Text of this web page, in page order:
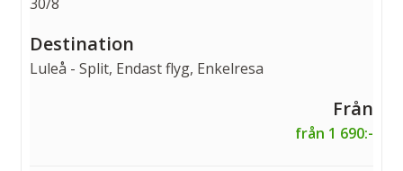
Luleå - Split, Endast flyg, Enkelresa
från 1 690:-